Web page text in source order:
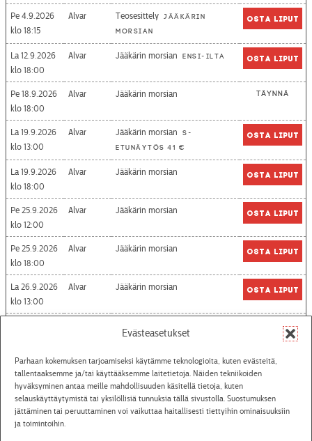
Evästeasetukset
Parhaan kokemuksen tarjoamiseksi käytämme teknologioita, kuten evästeitä,
tallentaaksemme ja/tai käyttääksemme laitetietoja. Näiden tekniikoiden
hyväksyminen antaa meille mahdollisuuden käsitellä tietoja, kuten
selauskäyttäytymistä tai yksilöllisiä tunnuksia tällä sivustolla. Suostumuksen
jättäminen tai peruuttaminen voi vaikuttaa haitallisesti tiettyihin ominaisuuksiin
ja toimintoihin.
Pe 4.9.2026
18:15
Alvar Teosesittely Jääkärin
morsian
Osta liput
La 12.9.2026
18:00
Alvar Jääkärin morsian Ensi-ilta Osta liput
Pe 18.9.2026
18:00
Alvar Jääkärin morsian Täynnä
La 19.9.2026
13:00
Alvar Jääkärin morsian
S-
etunäytös 41 €
Osta liput
La 19.9.2026
18:00
Alvar Jääkärin morsian Osta liput
Pe 25.9.2026
12:00
Alvar Jääkärin morsian Osta liput
Pe 25.9.2026
18:00
Alvar Jääkärin morsian Osta liput
La 26.9.2026
13:00
Alvar Jääkärin morsian Osta liput
Osta liput
Pe 2.10.2026
18:00
Alvar Jääkärin morsian Osta liput
Katso aikataulut